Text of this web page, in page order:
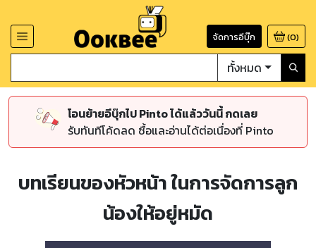
จัดการอีบุ๊ก (0)
ทั้งหมด
โอนย้ายอีบุ๊กไป Pinto ได้แล้ววันนี้ กดเลย
รับทันทีโค้ดลด ซื้อและอ่านได้ต่อเนื่องที่ Pinto
บทเรียนของหัวหน้า ในการจัดการลูก
น้องให้อยู่หมัด